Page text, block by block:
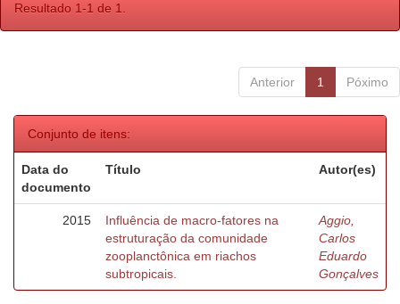
Resultado 1-1 de 1.
Anterior 1 Póximo
Conjunto de itens:
Data do
documento
Título Autor(es)
2015
Influência de macro-fatores na
estruturação da comunidade
zooplanctônica em riachos
subtropicais.
Aggio,
Carlos
Eduardo
Gonçalves